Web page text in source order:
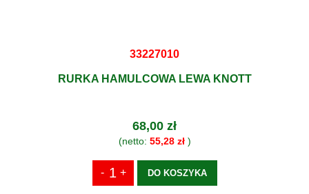
33227010
RURKA HAMULCOWA LEWA KNOTT
68,00 zł
(netto: 55,28 zł)
DO KOSZYKA